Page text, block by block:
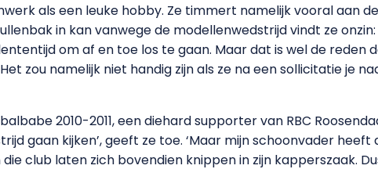
als een leuke hobby. Ze timmert namelijk vooral aan
in kan vanwege de modellenwedstrijd vindt ze
om af en toe los te gaan. Maar dat is wel de reden
zou namelijk niet handig zijn als ze na een sollicitatie je
2010-2011, een diehard supporter van RBC
gaan kijken’, geeft ze toe. ‘Maar mijn schoonvader heeft
club laten zich bovendien knippen in zijn kapperszaak.